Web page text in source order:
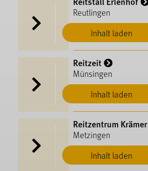
Inhalt laden
Reutlingen
Inhalt laden
Reitzeit
Münsingen
Inhalt laden
Reitzentrum Krämer
Metzingen